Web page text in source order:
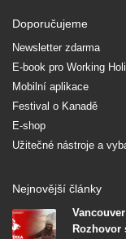
Doporučujeme
Newsletter zdarma
E-book pro Working
Mobilní aplikace
Festival o Kanadě
E-shop
Užitečné nástroje a
Nejnovější články
Rozhovor